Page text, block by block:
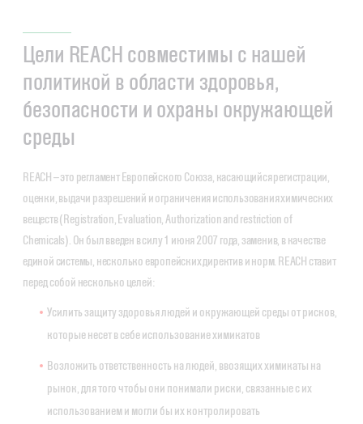
Цели REACH совместимы с нашей
политикой в области здоровья,
безопасности и охраны окружающей
среды
REACH — это регламент Европейского Союза, касающийся регистрации,
оценки, выдачи разрешений и ограничения использования химических
веществ (Registration, Evaluation, Authorization and restriction of
Chemicals). Он был введен в силу 1 июня 2007 года, заменив, в качестве
единой системы, несколько европейских директив и норм. REACH ставит
перед собой несколько целей:
Усилить защиту здоровья людей и окружающей среды от рисков,
которые несет в себе использование химикатов
Возложить ответственность на людей, ввозящих химикаты на
рынок, для того чтобы они понимали риски, связанные с их
использованием и могли бы их контролировать